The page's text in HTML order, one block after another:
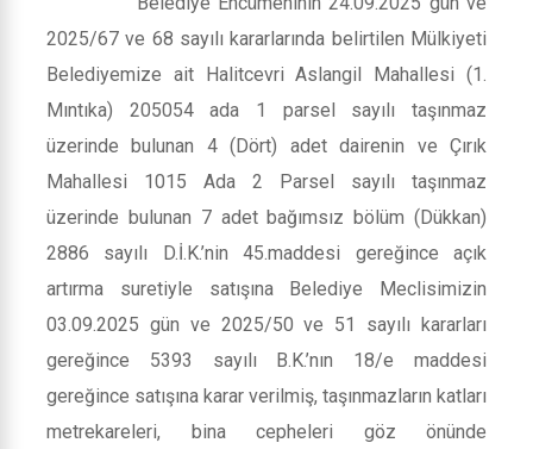
2025/67 ve 68 sayılı kararlarında belirtilen Mülkiyeti
Belediyemize ait Halitcevri Aslangil Mahallesi (1.
Mıntıka) 205054 ada 1 parsel sayılı taşınmaz
üzerinde bulunan 4 (Dört) adet dairenin ve Çırık
Mahallesi 1015 Ada 2 Parsel sayılı taşınmaz
üzerinde bulunan 7 adet bağımsız bölüm (Dükkan)
2886 sayılı D.İ.K.’nin 45.maddesi gereğince açık
artırma suretiyle satışına Belediye Meclisimizin
03.09.2025 gün ve 2025/50 ve 51 sayılı kararları
gereğince 5393 sayılı B.K.’nın 18/e maddesi
gereğince satışına karar verilmiş, taşınmazların katları
metrekareleri, bina cepheleri göz önünde